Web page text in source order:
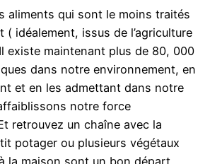
aliments qui sont le moins traités
( idéalement, issus de l’agriculture
existe maintenant plus de 80, 000
dans notre environnement, en
et en les admettant dans notre
notre force
retrouvez un chaîne avec la
potager ou plusieurs végétaux